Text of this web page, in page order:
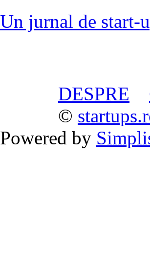
Un jurnal de start-
DESPRE
©
Powered by